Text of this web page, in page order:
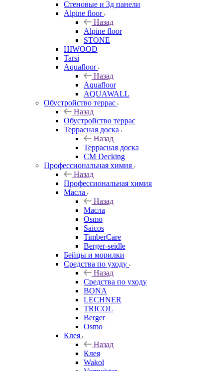
Стеновые и 3д панели
Alpine floor
Назад
Alpine floor
STONE
HIWOOD
Tarsi
Aquafloor
Назад
Aquafloor
AQUAWALL
Обустройство террас
Назад
Обустройство террас
Террасная доска
Назад
Террасная доска
CM Decking
Профессиональная химия
Назад
Профессиональная химия
Масла
Назад
Масла
Osmo
Saicos
TimberCare
Berger-seidle
Бейцы и морилки
Средства по уходу
Назад
Средства по уходу
BONA
LECHNER
TRICOL
Berger
Osmo
Клея
Назад
Клея
Wakol